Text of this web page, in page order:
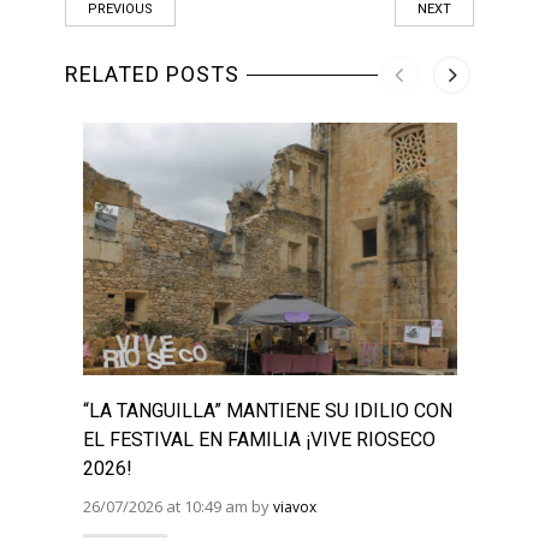
PREVIOUS NEXT
RELATED POSTS
“LA TANGUILLA” MANTIENE SU IDILIO CON
EL FESTIVAL EN FAMILIA ¡VIVE RIOSECO
2026!
26/07/2026 at 10:49 am byviavox